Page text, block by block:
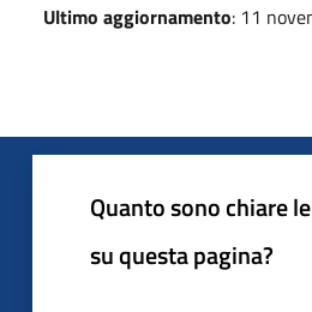
Ultimo aggiornamento: 11
Quanto sono chiare
su questa pagina?